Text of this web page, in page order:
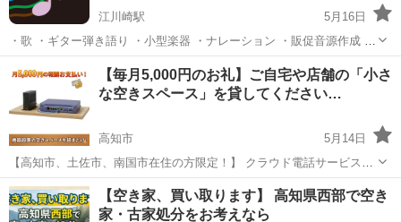
江川崎駅
5月16日
・歌 ・ギター弾き語り ・小型楽器 ・ナレーション ・販促音源作成 そ
の他、 ハイエンド機材を使って、録音します。 BGMを入れたりもで
きます。 オリジナルBGMも作れます。 ご希望により、歌手やナ...
江川崎駅 その他
【毎月5,000円のお礼】ご自宅や店舗の「小さ
な空きスペース」を貸してください…
高知市
5月14日
【高知市、土佐市、南国市在住の方限定！】 クラウド電話サービス
「03plus（ゼロサンプラス）」を運営している株式会社グラントンと
申します。 当社の電話サービス提供エリアの拡大に伴い、ちょっとし
た空きスペース（A...
高知 高知市 その他 物件
【空き家、買い取ります】 高知県西部で空き
家・古家処分をお考えなら